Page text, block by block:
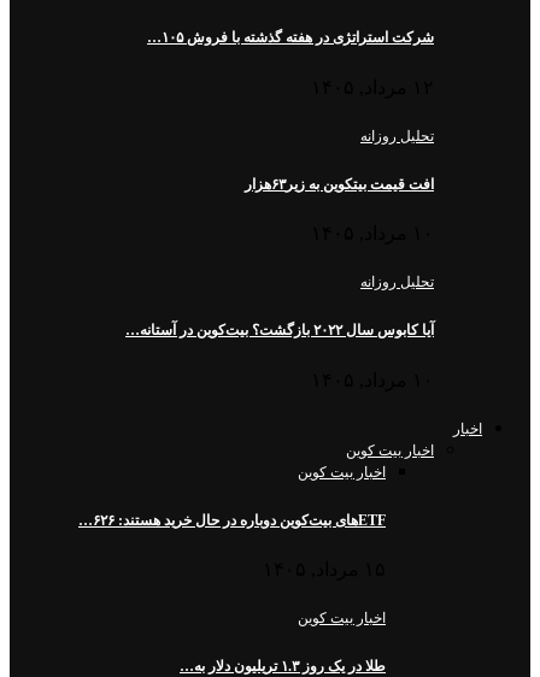
شرکت استراتژی در هفته گذشته با فروش ۱۰۵…
تحلیل روزانه
افت قیمت بیتکوین به زیر۶۳هزار
تحلیل روزانه
آیا کابوس سال ۲۰۲۲ بازگشت؟ بیت‌کوین در آستانه…
اخبار
اخبار بیت کوین
اخبار بیت کوین
ETFهای بیت‌کوین دوباره در حال خرید هستند: ۶۲۶…
اخبار بیت کوین
طلا در یک روز ۱.۳ تریلیون دلار به…